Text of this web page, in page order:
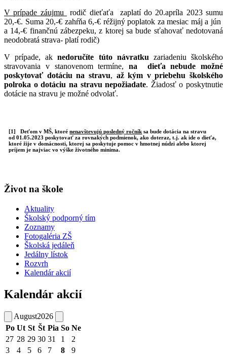
V prípade záujmu
rodič dieťaťa zaplatí do 20.apríla 2023 sumu
20,-€. Suma 20,-€ zahŕňa 6,-€ réžijný poplatok za mesiac máj a jún
a 14,-€ finančnú zábezpeku, z ktorej sa bude sťahovať nedotovaná
neodobratá strava- platí rodič)
V prípade, aknedoručíte túto návratku zariadeniu školského
stravovania v stanovenom termíne, na dieťa nebude možné
poskytovať dotáciu na stravu, až kým v priebehu školského
polroka o dotáciu na stravu nepožiadate. Žiadosť o poskytnutie
dotácie na stravu je možné odvolať.
[1] Deťom v MŠ, ktorénenavštevujú posledný ročník sa bude dotácia na stravu
od 01.05.2023 poskytovať za rovnakých podmienok, ako doteraz, t.j. ak ide o dieťa,
ktoré žije v domácnosti, ktorej sa poskytuje pomoc v hmotnej núdzi alebo ktorej
príjem je najviac vo výške životného minima.
Život na škole
Aktuality
Školský podporný tím
Zoznamy
Fotogaléria ZŠ
Školská jedáleň
Jedálny lístok
Rozvrh
Kalendár akcií
Kalendár akcií
August2026
Po Ut St Št Pia So Ne
27 28 29 30 31 1
2
3
4 5 6 7 8
9